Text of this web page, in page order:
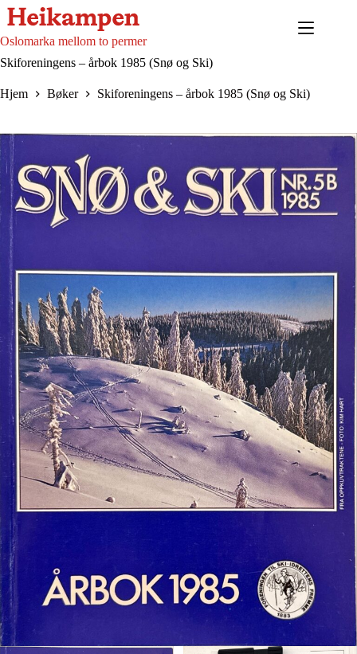
Hopp
til
innholdet
Oslomarka mellom to permer
Skiforeningens – årbok 1985 (Snø og Ski)
Hjem Bøker Skiforeningens – årbok 1985 (Snø og Ski)